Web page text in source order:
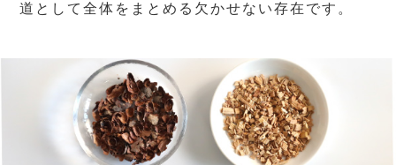
道として全体をまとめる欠かせない存在です。